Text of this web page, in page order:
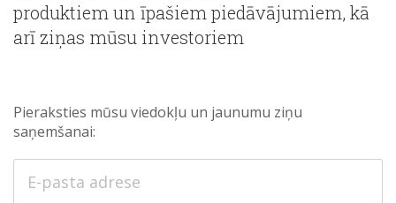
produktiem un īpašiem piedāvājumiem, kā
arī ziņas mūsu investoriem
Pieraksties mūsu viedokļu un jaunumu ziņu
saņemšanai: